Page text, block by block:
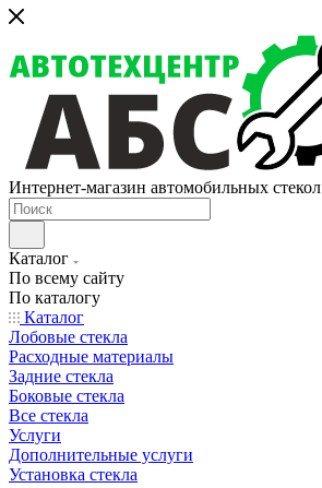
Интернет-магазин автомобильных стекол
Каталог
По всему сайту
По каталогу
Каталог
Лобовые стекла
Расходные материалы
Задние стекла
Боковые стекла
Все стекла
Услуги
Дополнительные услуги
Установка стекла